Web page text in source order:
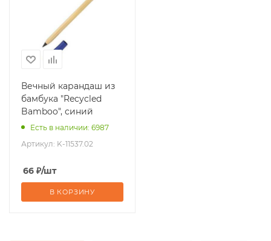
Вечный карандаш из
бамбука "Recycled
Bamboo", синий
Есть в наличии: 6987
Артикул: K-11537.02
66 ₽/шт
В КОРЗИНУ